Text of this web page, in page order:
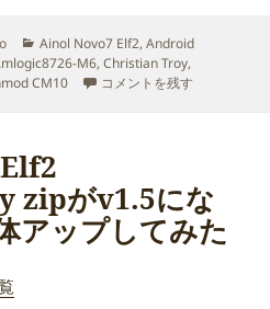
カ
テ
ゴ
Ainol Novo7 Elf2,Android
M6,Christian Troy,
CM10 Ainol Novo7 Elf2
コメントを残す
zipがv1.5にな
アップしてみた